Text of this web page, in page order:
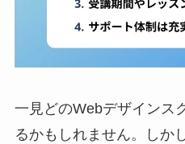
一見どのWebデザインス
るかもしれません。しか